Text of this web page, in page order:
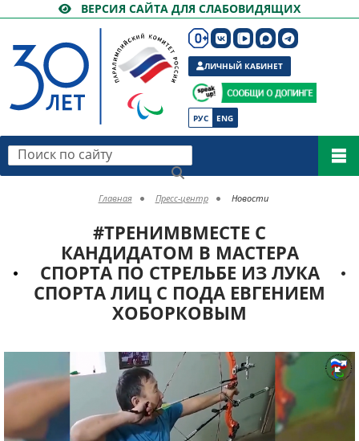
ВЕРСИЯ САЙТА ДЛЯ СЛАБОВИДЯЩИХ
РУС ENG
ЛИЧНЫЙ КАБИНЕТ
Поиск по сайту
Главная Пресс-центр Новости
#ТРЕНИМВМЕСТЕ С
КАНДИДАТОМ В МАСТЕРА
СПОРТА ПО СТРЕЛЬБЕ ИЗ ЛУКА
СПОРТА ЛИЦ С ПОДА ЕВГЕНИЕМ
ХОБОРКОВЫМ